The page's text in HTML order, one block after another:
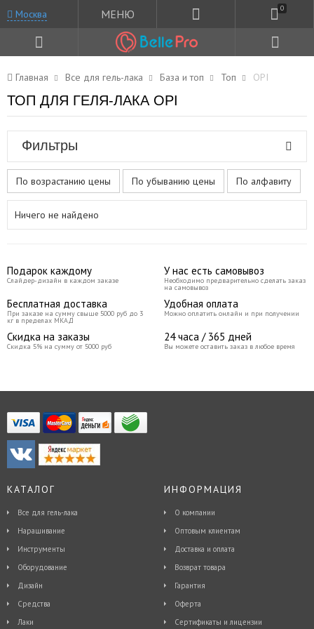
Москва МЕНЮ 0
Главная Все для гель-лака База и топ Топ OPI
ТОП ДЛЯ ГЕЛЯ-ЛАКА OPI
Фильтры
По возрастанию цены По убыванию цены По алфавиту
Ничего не найдено
Подарок каждому
Слайдер-дизайн в каждом заказе
У нас есть самовывоз
Необходимо предварительно сделать заказ
на самовывоз
Бесплатная доставка
При заказе на сумму свыше 5000 руб до 3
кг в пределах МКАД
Удобная оплата
Можно оплатить онлайн и при получении
Скидка на заказы
Скидка 5% на сумму от 5000 руб
24 часа / 365 дней
Вы можете оставить заказ в любое время
КАТАЛОГ
Все для гель-лака
Наращивание
Инструменты
Оборудование
Дизайн
Средства
Лаки
ИНФОРМАЦИЯ
О компании
Оптовым клиентам
Доставка и оплата
Возврат товара
Гарантия
Оферта
Сертификаты и лицензии